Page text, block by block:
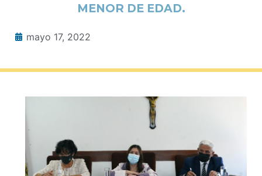
MENOR DE EDAD.
mayo 17, 2022